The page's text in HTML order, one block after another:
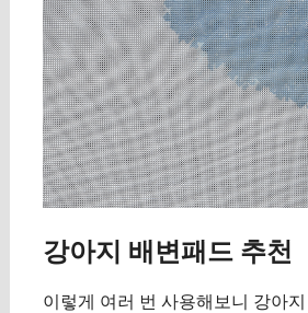
강아지 배변패드 추천
이렇게 여러 번 사용해보니 강아